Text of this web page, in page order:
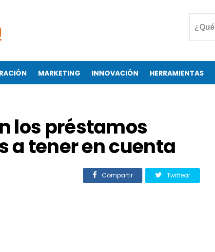
MARKETING INNOVACIÓN HERRAMIENTAS
los préstamos
a tener en cuenta
Compartir Twittear